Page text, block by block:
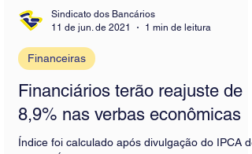
Sindicato dos Bancários
Financeiras
Financiários terão reajuste de